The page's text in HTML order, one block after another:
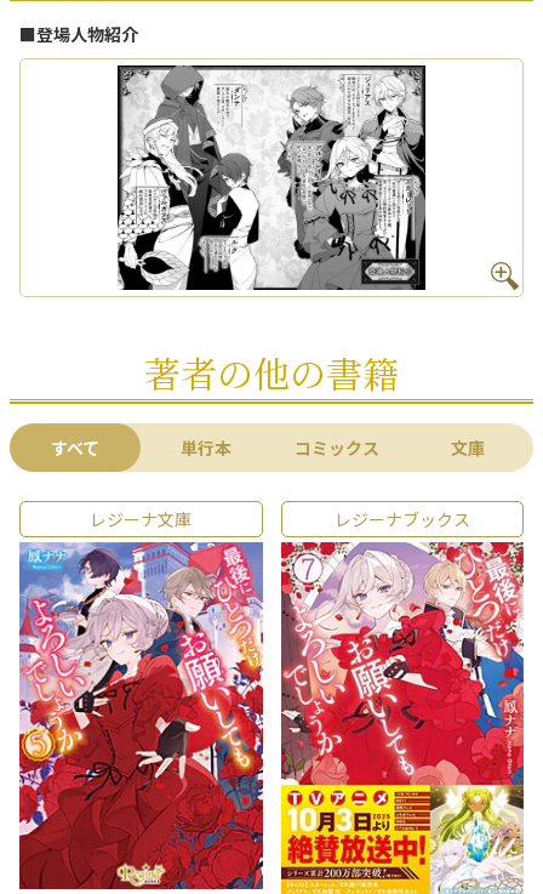
■登場人物紹介
著者の他の書籍
すべて 単行本 コミックス 文庫
レジーナ文庫 レジーナブックス